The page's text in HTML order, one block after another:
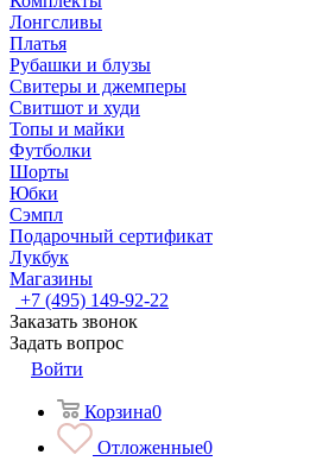
Лонгсливы
Платья
Рубашки и блузы
Свитеры и джемперы
Свитшот и худи
Топы и майки
Футболки
Шорты
Юбки
Сэмпл
Подарочный сертификат
Лукбук
Магазины
+7 (495) 149-92-22
Заказать звонок
Задать вопрос
Войти
Корзина0
Отложенные0